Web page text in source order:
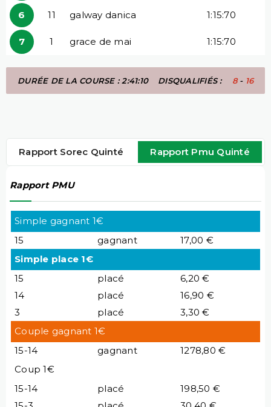
6 11 galway danica 1:15:70
7 1 grace de mai 1:15:70
DURÉE DE LA COURSE : 2:41:10 DISQUALIFIÉS : 8- 16
Rapport Sorec Quinté Rapport Pmu Quinté
Rapport PMU
Simple gagnant 1€
15
gagnant
17,00 €
Simple place 1€
15
placé
6,20 €
14
placé
16,90 €
3
placé
3,30 €
Couple gagnant 1€
15-14
gagnant
1278,80 €
Coup 1€
15-14
placé
198,50 €